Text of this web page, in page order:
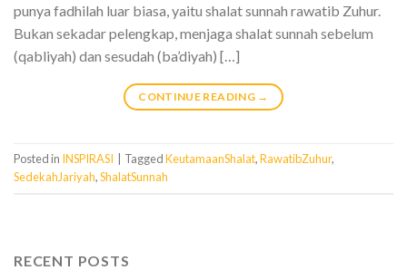
punya fadhilah luar biasa, yaitu shalat sunnah rawatib Zuhur.
Bukan sekadar pelengkap, menjaga shalat sunnah sebelum
(qabliyah) dan sesudah (ba’diyah) […]
CONTINUE READING →
Posted in INSPIRASI TaggedKeutamaanShalat,RawatibZuhur,
SedekahJariyah,ShalatSunnah
RECENT POSTS